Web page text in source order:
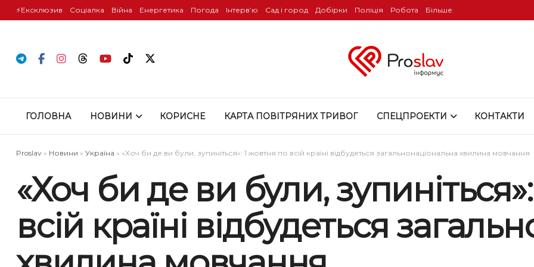
⚡️Ексклюзив Соціалка Війна Енергетика Погода Інтервʼю Сад і город Добірки Поліція Робота Більше
ГОЛОВНА НОВИНИ КОРИСНЕ КАРТА ПОВІТРЯНИХ ТРИВОГ СПЕЦПРОЕКТИ КОНТАКТИ
Proslav » Новини » Україна » «Хоч би де ви були, зупиніться»: 1 жовтня по всій країні відбудеться загальнонаціональна хвилина мовчання
«Хоч би де ви були,
всій країні відбудеться